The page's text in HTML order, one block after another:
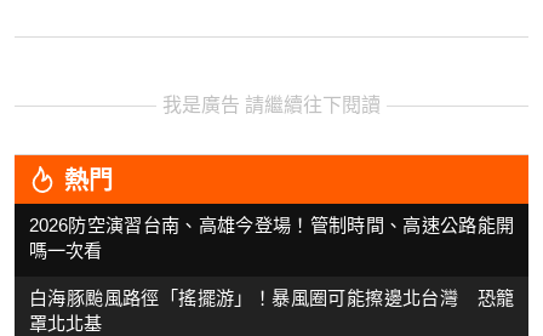
我是廣告 請繼續往下閱讀
熱門
2026防空演習台南、高雄今登場！管制時間、高速公路能開
嗎一次看
白海豚颱風路徑「搖擺游」！暴風圈可能擦邊北台灣 恐籠
罩北北基